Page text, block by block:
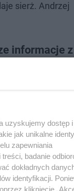
sierż. Andrzej
informacje z
uzyskujemy dostęp i
jak unikalne
zapewniania
badanie
dokładnych
identyfikacji.
kliknięcie